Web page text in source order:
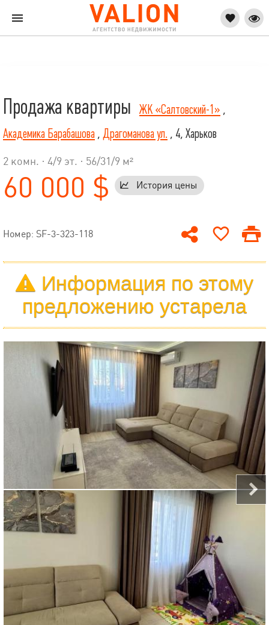
Продажа квартиры ЖК «Салтовский-1» ,
Академика Барабашова , Драгоманова ул. , 4, Харьков
2 комн. · 4/9 эт. · 56/31/9 м²
60 000 $ История цены
Номер: SF-3-323-118
Информация по этому
предложению устарела